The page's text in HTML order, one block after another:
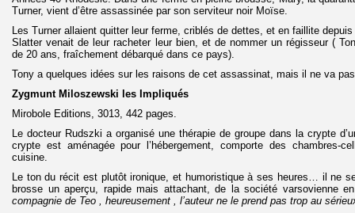
Turner, vient d’être assassinée par son serviteur noir Moïse.
Les Turner allaient quitter leur ferme, criblés de dettes, et en faillite
Slatter venait de leur racheter leur bien, et de nommer un régisseur (
de 20 ans, fraîchement débarqué dans ce pays).
Tony a quelques idées sur les raisons de cet assassinat, mais il ne va
Zygmunt Miloszewski les Impliqués
Mirobole Editions, 3013, 442 pages.
Le docteur Rudszki a organisé une thérapie de groupe dans la crypte
crypte est aménagée pour l’hébergement, comporte des chambres-
cuisine.
Le ton du récit est plutôt ironique, et humoristique à ses heures… il ne
brosse un aperçu, rapide mais attachant, de la société varsovienne
compagnie de Teo , heureusement , l’auteur ne le prend pas trop au